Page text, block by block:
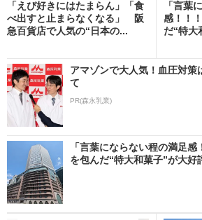
「えび好きにはたまらん」「食
べ出すと止まらなくなる」 阪
急百貨店で人気の“日本の...
「言葉
感！！
だ“特
アマゾンで大人気！血圧対策
て
PR(森永乳業)
「言葉にならない程の満足
を包んだ“特大和菓子”が大